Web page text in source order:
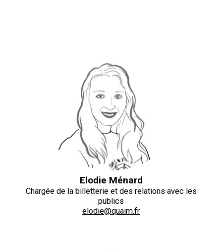
Elodie Ménard
Chargée de la billetterie et des relations avec les
publics
elodie@quaim.fr